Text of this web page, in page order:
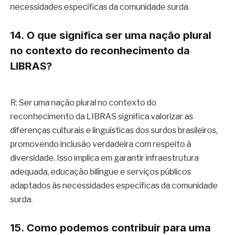
necessidades específicas da comunidade surda.
14. O que significa ser uma nação plural
no contexto do reconhecimento da
LIBRAS?
R: Ser uma nação plural no contexto do
reconhecimento da LIBRAS significa valorizar as
diferenças culturais e linguísticas dos surdos brasileiros,
promovendo inclusão verdadeira com respeito à
diversidade. Isso implica em garantir infraestrutura
adequada, educação bilíngue e serviços públicos
adaptados às necessidades específicas da comunidade
surda.
15. Como podemos contribuir para uma